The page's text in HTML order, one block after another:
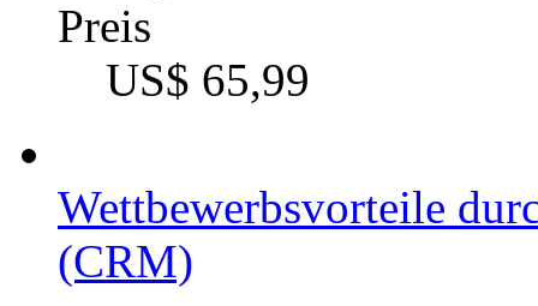
Preis
US$ 65,99
Wettbewerbsvorteile
(CRM)